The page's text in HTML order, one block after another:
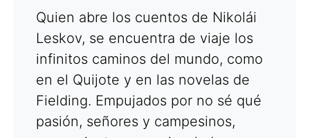
Quien abre los cuentos de Nikolái
Leskov, se encuentra de viaje los
infinitos caminos del mundo, como
en el Quijote y en las novelas de
Fielding. Empujados por no sé qué
pasión, señores y campesinos,